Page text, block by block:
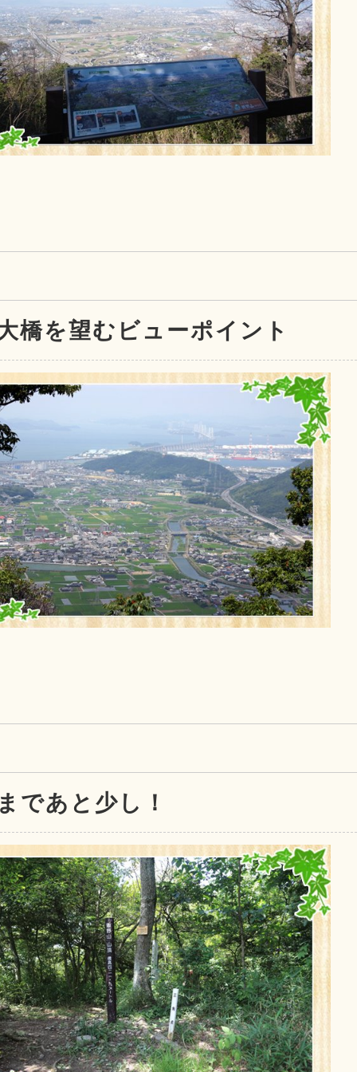
橋を望むビューポイント
であと少し！